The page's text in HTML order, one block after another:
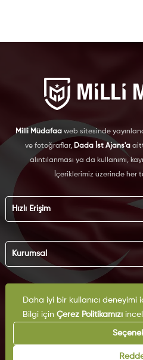
Milli Müdafaa web sitesinde
ve fotoğraflar, Dada İst Ajans'a
alıntılanması ya da kullanımı,
İçeriklerimiz üzerinde her
Hızlı Erişim
Künye
Kurumsal
Çerez
Kullanım
Yayın
Daha iyi bir kullanıcı deneyimi
Bilgi için Çerez Politikamızı